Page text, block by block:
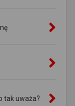
tak uważa?